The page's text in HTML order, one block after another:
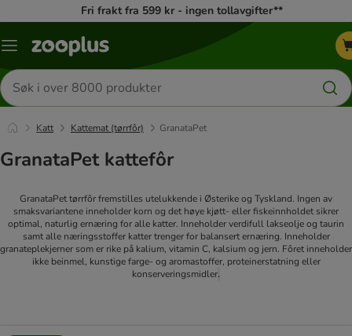
Fri frakt fra 599 kr - ingen tollavgifter**
Katalogmeny
Søk
etter
produkter
Katt Kattemat (tørrfôr) GranataPet
GranataPet kattefôr
GranataPet tørrfôr fremstilles utelukkende i Østerike og Tyskland. Ingen av
smaksvariantene inneholder korn og det høye kjøtt- eller fiskeinnholdet sikrer
optimal, naturlig ernæring for alle katter. Inneholder verdifull lakseolje og taurin
samt alle næringsstoffer katter trenger for balansert ernæring. Inneholder
granateplekjerner som er rike på kalium, vitamin C, kalsium og jern. Fôret inneholder
ikke beinmel, kunstige farge- og aromastoffer, proteinerstatning eller
konserveringsmidler.